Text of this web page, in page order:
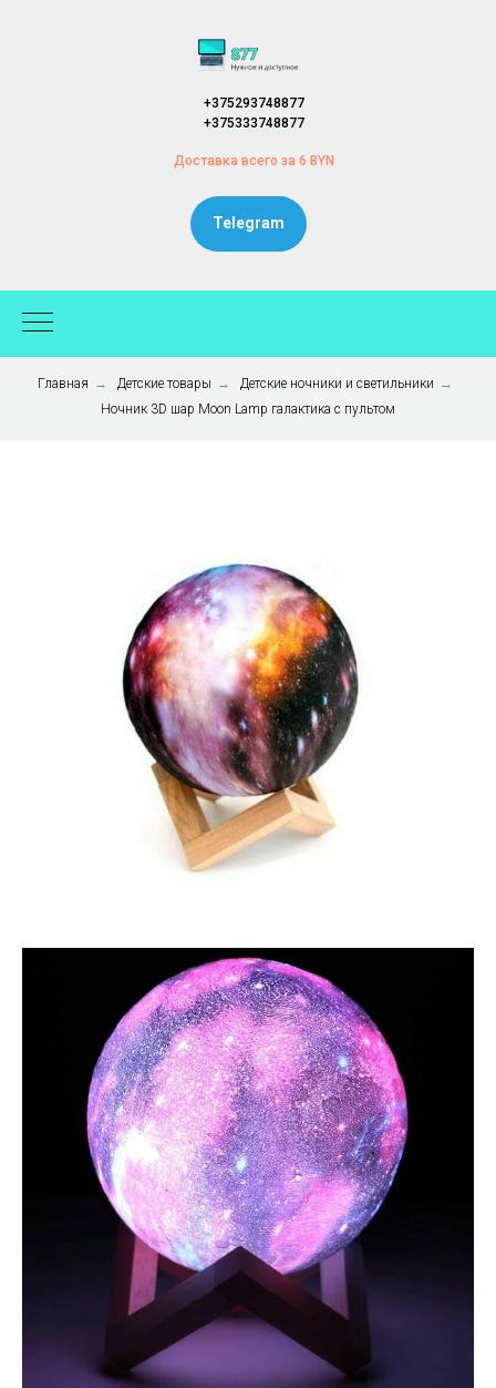
+375293748877
+375333748877
Доставка всего за 6 BYN
Telegram
Главная → Детские товары → Детские ночники и светильники →
Ночник 3D шар Moon Lamp галактика с пультом